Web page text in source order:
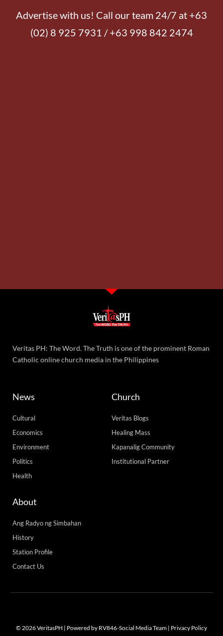
Advertise with us! Call our team 24/7 at +63
(02) 8 925 7931 / +63 998 842 2474
Veritas PH: The Word. The Truth is one of the prominent Roman
Catholic online church media in the Philippines
News
Cultural
Economics
Environment
Politics
Health
Church
Veritas Blogs
Healing Mass
Kapanalig Community
Institutional Partner
About
Ang Radyo ng Simbahan
History
Station Profile
Contact Us
© 2026 VeritasPH | Powered by RV846-Social Media Team | Privacy Policy